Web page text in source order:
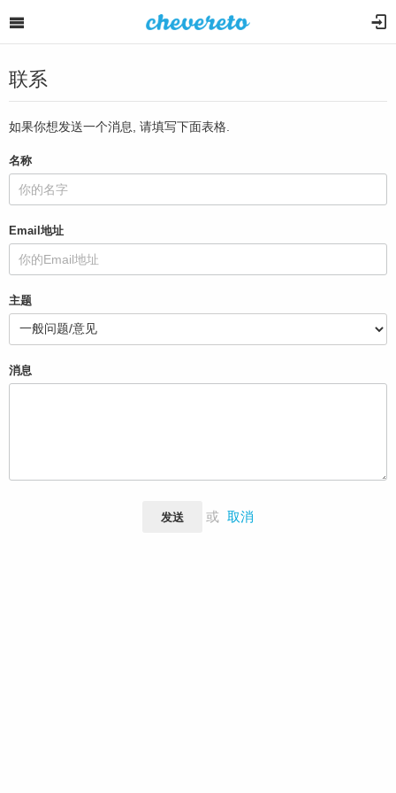
联系
如果你想发送一个消息, 请填写下面表格.
名称
Email地址
主题
消息
发送 或 取消